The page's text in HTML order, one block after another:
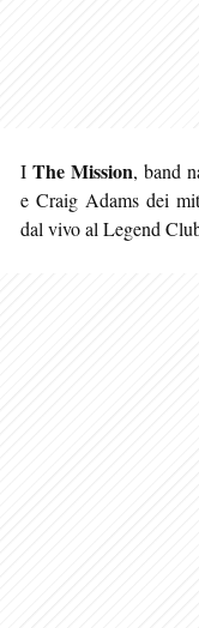
I The Mission, band
e Craig Adams dei
dal vivo al Legend